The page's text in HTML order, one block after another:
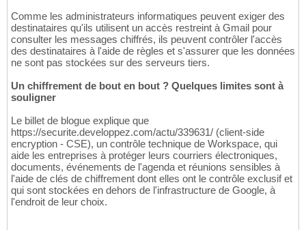
Comme les administrateurs informatiques peuvent exiger des
destinataires qu'ils utilisent un accès restreint à Gmail pour
consulter les messages chiffrés, ils peuvent contrôler l'accès
des destinataires à l'aide de règles et s'assurer que les données
ne sont pas stockées sur des serveurs tiers.
Un chiffrement de bout en bout ? Quelques limites sont à
souligner
Le billet de blogue explique que
https://securite.developpez.com/actu/339631/ (client-side
encryption - CSE), un contrôle technique de Workspace, qui
aide les entreprises à protéger leurs courriers électroniques,
documents, événements de l'agenda et réunions sensibles à
l'aide de clés de chiffrement dont elles ont le contrôle exclusif et
qui sont stockées en dehors de l'infrastructure de Google, à
l'endroit de leur choix.